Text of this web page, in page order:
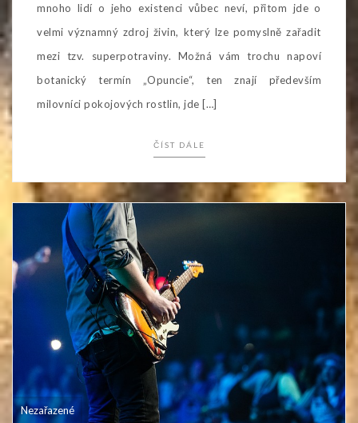
mnoho lidí o jeho existenci vůbec neví, přitom jde o
velmi významný zdroj živin, který lze pomyslně zařadit
mezi tzv. superpotraviny. Možná vám trochu napoví
botanický termín „Opuncie“, ten znají především
milovníci pokojových rostlin, jde […]
ČÍST DÁLE
Nezařazené